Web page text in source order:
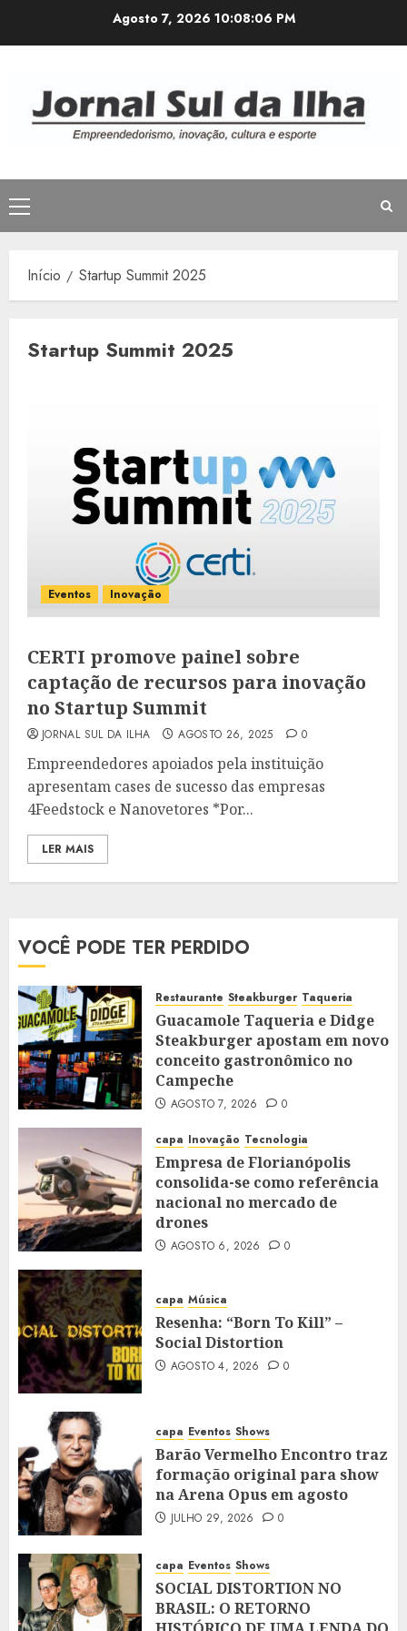
Agosto 7, 2026 10:08:06 PM
Menu
principal
Início Startup Summit 2025
Startup Summit 2025
Eventos Inovação
CERTI promove painel sobre
captação de recursos para inovação
no Startup Summit
JORNAL SUL DA ILHA AGOSTO 26, 2025 0
Empreendedores apoiados pela instituição
apresentam cases de sucesso das empresas
4Feedstock e Nanovetores *Por...
LER MAIS
VOCÊ PODE TER PERDIDO
Restaurante Steakburger Taqueria
Guacamole Taqueria e Didge
Steakburger apostam em novo
conceito gastronômico no
Campeche
AGOSTO 7, 2026 0
capa Inovação Tecnologia
Empresa de Florianópolis
consolida-se como referência
nacional no mercado de
drones
AGOSTO 6, 2026 0
capa Música
Resenha: “Born To Kill” –
Social Distortion
AGOSTO 4, 2026 0
capa Eventos Shows
Barão Vermelho Encontro traz
formação original para show
na Arena Opus em agosto
JULHO 29, 2026 0
capa Eventos Shows
SOCIAL DISTORTION NO
BRASIL: O RETORNO